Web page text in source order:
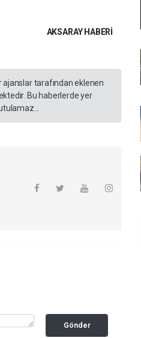
AKSARAY HABERİ
ajanslar tarafından eklenen
Bu haberlerde yer
Gönder